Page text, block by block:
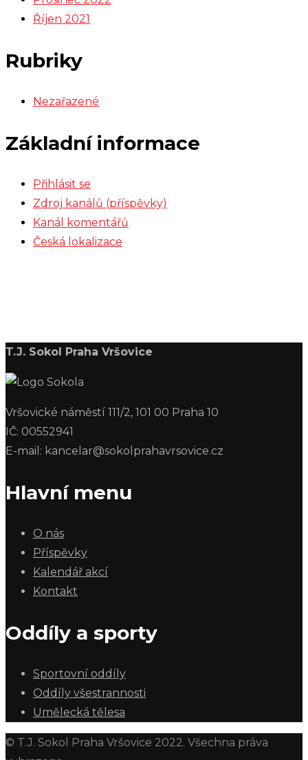
Říjen 2021
Rubriky
Nezařazené
Základní informace
Přihlásit se
Zdroj kanálů (příspěvky)
Kanál komentářů
Česká lokalizace
T.J. Sokol Praha Vršovice
Vršovické náměstí 111/2, 101 00 Praha 10
IČ: 00552941
E-mail: kancelar@sokolprahavrsovice.cz
Hlavní menu
O nás
Příspěvky
Kalendář akcí
Kontakt
Oddíly a sporty
Sportovní oddíly
Oddíly všestrannosti
Umělecká tělesa
© T.J. Sokol Praha Vršovice 2022. Všechna práva